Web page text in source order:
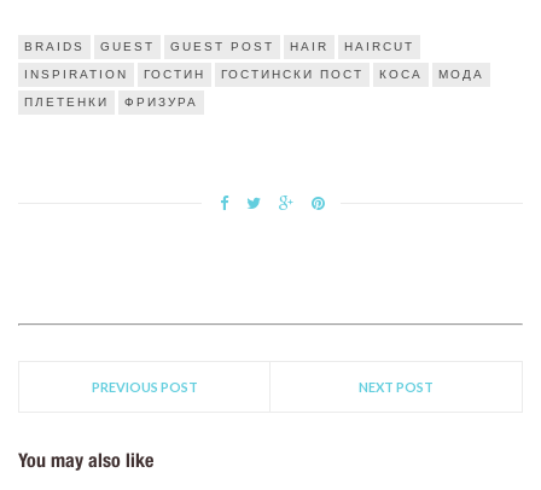
BRAIDS GUEST GUEST POST HAIR HAIRCUT
INSPIRATION ГОСТИН ГОСТИНСКИ ПОСТ КОСА МОДА
ПЛЕТЕНКИ ФРИЗУРА
PREVIOUS POST NEXT POST
You may also like